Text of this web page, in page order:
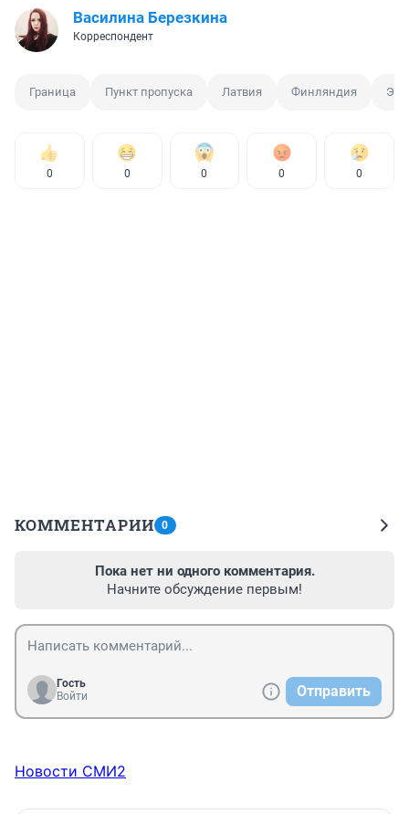
Василина Березкина
Корреспондент
Граница Пункт пропуска Латвия Финляндия
0 0 0 0 0
КОММЕНТАРИИ 0
Пока нет ни одного комментария.
Начните обсуждение первым!
Гость
Войти
Отправить
Новости СМИ2